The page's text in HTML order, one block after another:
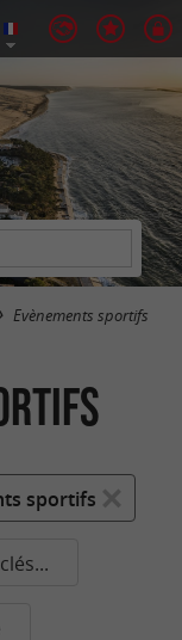
Evènements sportifs
sportifs